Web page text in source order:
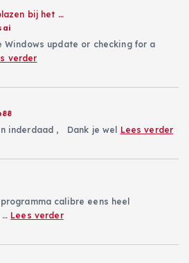
bij het …
Windows update or checking for a
verder
inderdaad , Dank je wel Lees verder
calibre eens heel
… Lees verder